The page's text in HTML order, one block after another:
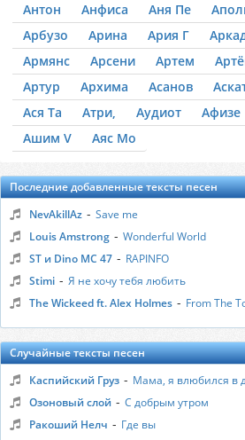
Антон
Анфиса Аня Пе
Арбузо
Арина Ария Г
Армянс
Арсени Артем
Артур
Архима Асанов
Ася Та
Атри, Аудиот Афизе
Ашим V
Аяс Мо
Последние добавленные тексты песен
NevAkillAz - Save me
Louis Amstrong - Wonderful World
ST и Dino MC 47 - RAPINFO
Stimi - Я не хочу тебя любить
The Wickeed ft. Alex Holmes - From The
Случайные тексты песен
Каспийский Груз - Мама, я влюбился в
Озоновый слой - С добрым утром
Ракоший Нелч - Где вы